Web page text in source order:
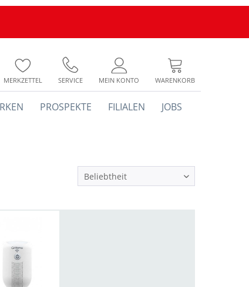
MERKZETTEL SERVICE MEIN KONTO WARENKORB
PROSPEKTE FILIALEN JOBS